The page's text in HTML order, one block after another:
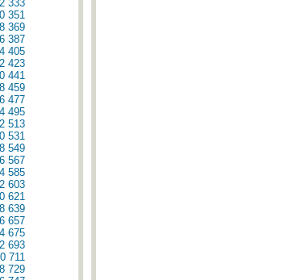
333
351
369
387
405
423
441
459
477
495
513
531
549
567
585
603
621
639
657
675
693
711
729